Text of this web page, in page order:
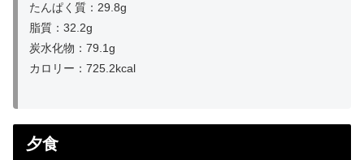
たんぱく質：29.8g
脂質：32.2g
炭水化物：79.1g
カロリー：725.2kcal
夕食